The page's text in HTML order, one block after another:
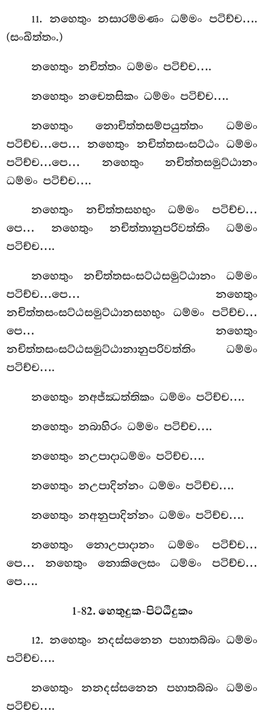
11. නහෙතුං නසාරම්මණං ධම්මං පටිච්ච….
(සංඛිත්තං.)
නහෙතුං නචිත්තං ධම්මං පටිච්ච….
නහෙතුං නචෙතසිකං ධම්මං පටිච්ච….
නහෙතුං නොචිත්තසම්පයුත්තං ධම්මං
පටිච්ච…පෙ… නහෙතුං නචිත්තසංසට්ඨං ධම්මං
පටිච්ච…පෙ… නහෙතුං නචිත්තසමුට්ඨානං
ධම්මං පටිච්ච….
නහෙතුං නචිත්තසහභුං ධම්මං පටිච්ච…
පෙ… නහෙතුං නචිත්තානුපරිවත්තිං ධම්මං
පටිච්ච….
නහෙතුං නචිත්තසංසට්ඨසමුට්ඨානං ධම්මං
පටිච්ච…පෙ… නහෙතුං
නචිත්තසංසට්ඨසමුට්ඨානසහභුං ධම්මං පටිච්ච…
පෙ… නහෙතුං
නචිත්තසංසට්ඨසමුට්ඨානානුපරිවත්තිං ධම්මං
පටිච්ච….
නහෙතුං නඅජ්ඣත්තිකං ධම්මං පටිච්ච….
නහෙතුං නබාහිරං ධම්මං පටිච්ච….
නහෙතුං නඋපාදාධම්මං පටිච්ච….
නහෙතුංනඋපාදින්නං ධම්මං පටිච්ච….
නහෙතුං නඅනුපාදින්නං ධම්මං පටිච්ච….
නහෙතුංනොඋපාදානං ධම්මං පටිච්ච…
පෙ… නහෙතුං නොකිලෙසං ධම්මං පටිච්ච…
පෙ….
1-82. හෙතුදුක-පිට්ඨිදුකං
12. නහෙතුං නදස්සනෙන පහාතබ්බං ධම්මං
පටිච්ච….
නහෙතුං නනදස්සනෙන පහාතබ්බං ධම්මං
පටිච්ච….